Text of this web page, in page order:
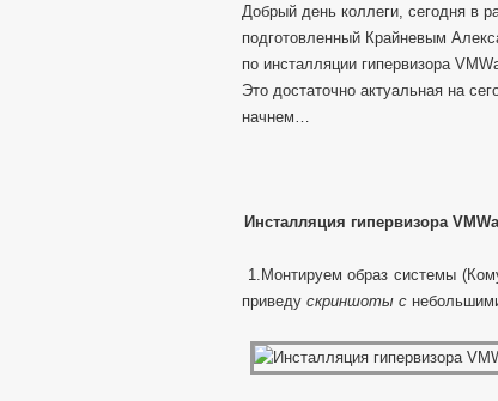
Добрый день коллеги, сегодня в
подготовленный Крайневым
по инсталляции гипервизора
Это достаточно актуальная на
начнем…
Инсталляция гипервизора
1.Монтируем образ системы
приведу скриншоты с